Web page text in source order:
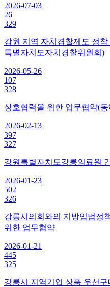
2026-07-03
26
329
강원 지역 자치경찰제도 정
특별자치도자치경찰위원회)
2026-05-26
107
328
상호협력을 위한 업무협약(
2026-02-13
397
327
강원특별자치도강릉의료원
2026-01-23
502
326
강릉시의회와의 지방입법정
위한 업무협약
2026-01-21
445
325
강릉시 지역기업 상품 우선